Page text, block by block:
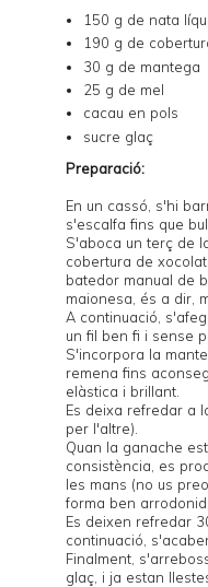
150 g de nata
190 g de
30 g de mantega
25 g de mel
cacau en pols
sucre glaç
Preparació:
En un cassó, s'hi
s'escalfa fins que
S'aboca un terç de
cobertura de
batedor manual de
maionesa, és a dir,
A continuació,
un fil ben fi i sense
S'incorpora la
remena fins
elàstica i brillant.
Es deixa refredar a
per l'altre).
Quan la ganache
consistència, es
les mans (no us
forma ben
Es deixen refredar
continuació,
Finalment,
glaç, i ja estan